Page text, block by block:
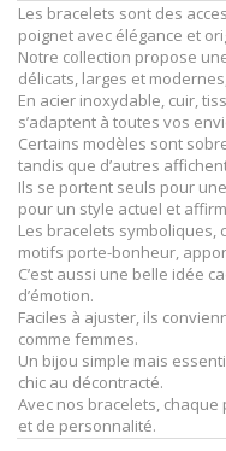
Les bracelets sont des
poignet avec élégance et
Notre collection propose
délicats, larges et
En acier inoxydable, cuir,
s’adaptent à toutes vos
Certains modèles sont
tandis que d’autres
Ils se portent seuls pour
pour un style actuel et
Les bracelets symboliques,
motifs porte-bonheur,
C’est aussi une belle idée
d’émotion.
Faciles à ajuster, ils
comme femmes.
Un bijou simple mais
chic au décontracté.
Avec nos bracelets,
et de personnalité.